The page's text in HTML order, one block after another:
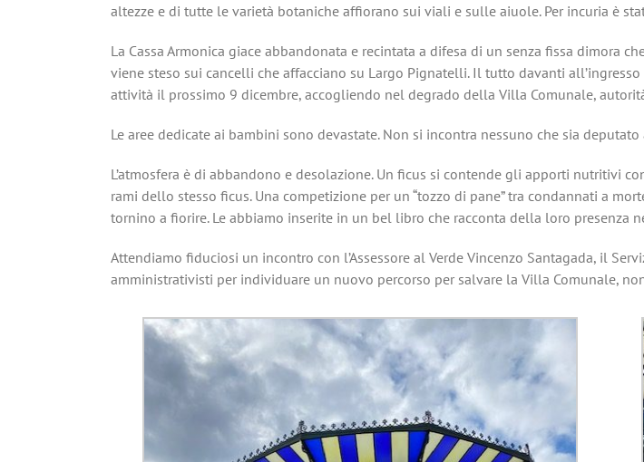
altezze e di tutte le varietà botaniche affiorano sui viali e sulle aiuole. Per incuria è
La Cassa Armonica giace abbandonata e recintata a difesa di un senza fissa dimora
viene steso sui cancelli che affacciano su Largo Pignatelli. Il tutto davanti
attività il prossimo 9 dicembre, accogliendo nel degrado della Villa Comunale,
Le aree dedicate ai bambini sono devastate. Non si incontra nessuno che sia
L’atmosfera è di abbandono e desolazione. Un ficus si contende gli apporti nutritivi
rami dello stesso ficus. Una competizione per un “tozzo di pane” tra condannati a
tornino a fiorire. Le abbiamo inserite in un bel libro che racconta della loro presenza
Attendiamo fiduciosi un incontro con l’Assessore al Verde Vincenzo Santagada, il
amministrativisti per individuare un nuovo percorso per salvare la Villa Comunale,